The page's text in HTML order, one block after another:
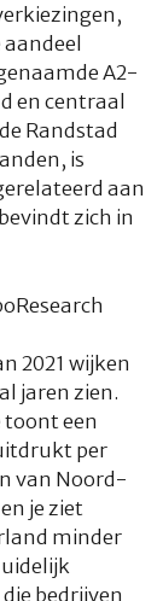
A2-
en centraal
Randstad
is
aan
zich in
2021 wijken
jaren zien.
toont een
per
van Noord-
je ziet
minder
bedrijven